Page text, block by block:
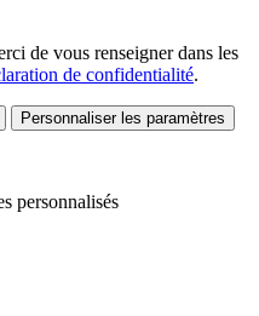
de vous renseigner dans les
de confidentialité.
Personnaliser les paramètres
personnalisés